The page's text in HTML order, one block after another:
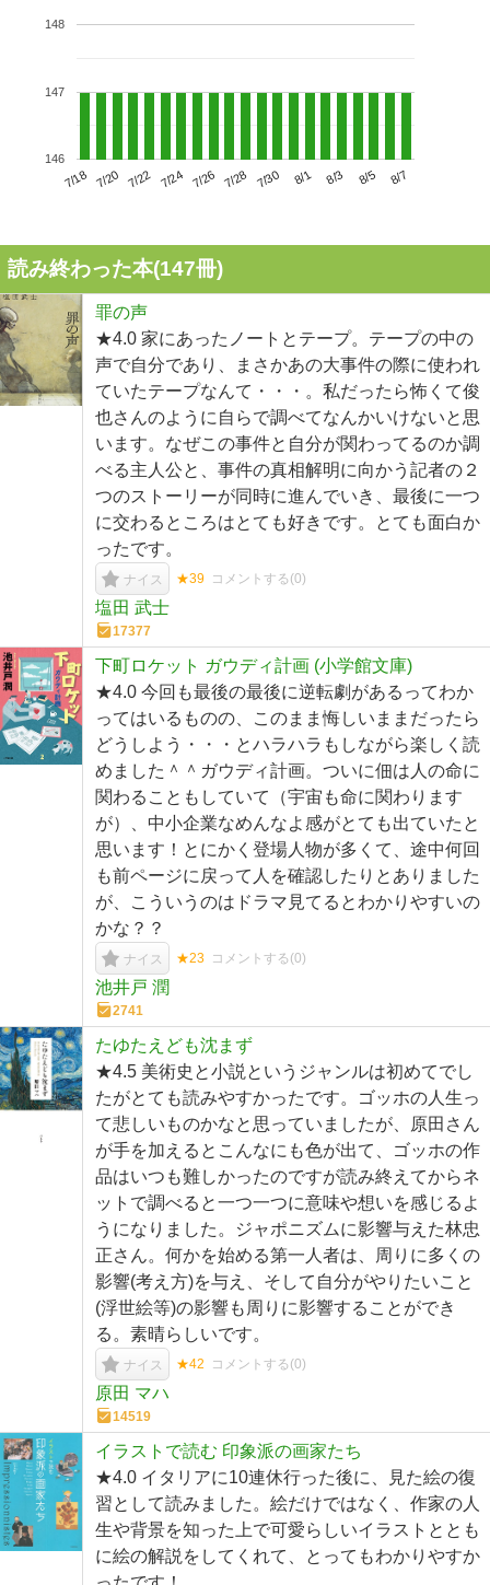
7/18 7/20 7/22 7/24 7/26 7/28 7/30 8/1 8/3 8/5 8/7
146
147
148
読み終わった本(147冊)
罪の声
★4.0 家にあったノートとテープ。テープの中の
声で自分であり、まさかあの大事件の際に使われ
ていたテープなんて・・・。私だったら怖くて俊
也さんのように自らで調べてなんかいけないと思
います。なぜこの事件と自分が関わってるのか調
べる主人公と、事件の真相解明に向かう記者の２
つのストーリーが同時に進んでいき、最後に一つ
に交わるところはとても好きです。とても面白か
ったです。
ナイス ★39 コメントする(0)
塩田 武士
17377
下町ロケット ガウディ計画 (小学館文庫)
★4.0 今回も最後の最後に逆転劇があるってわか
ってはいるものの、このまま悔しいままだったら
どうしよう・・・とハラハラもしながら楽しく読
めました＾＾ガウディ計画。ついに佃は人の命に
関わることもしていて（宇宙も命に関わります
が）、中小企業なめんなよ感がとても出ていたと
思います！とにかく登場人物が多くて、途中何回
も前ページに戻って人を確認したりとありました
が、こういうのはドラマ見てるとわかりやすいの
かな？？
ナイス ★23 コメントする(0)
池井戸 潤
2741
たゆたえども沈まず
★4.5 美術史と小説というジャンルは初めてでし
たがとても読みやすかったです。ゴッホの人生っ
て悲しいものかなと思っていましたが、原田さん
が手を加えるとこんなにも色が出て、ゴッホの作
品はいつも難しかったのですが読み終えてからネ
ットで調べると一つ一つに意味や想いを感じるよ
うになりました。ジャポニズムに影響与えた林忠
正さん。何かを始める第一人者は、周りに多くの
影響(考え方)を与え、そして自分がやりたいこと
(浮世絵等)の影響も周りに影響することができ
る。素晴らしいです。
ナイス ★42 コメントする(0)
原田 マハ
14519
イラストで読む 印象派の画家たち
★4.0 イタリアに10連休行った後に、見た絵の復
習として読みました。絵だけではなく、作家の人
生や背景を知った上で可愛らしいイラストととも
に絵の解説をしてくれて、とってもわかりやすか